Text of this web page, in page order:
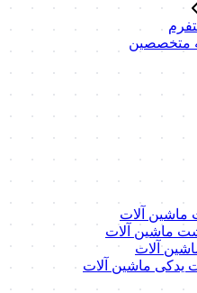
متخصصین
ماشین آلات
ماشین آلات
آلات
ماشین آلات